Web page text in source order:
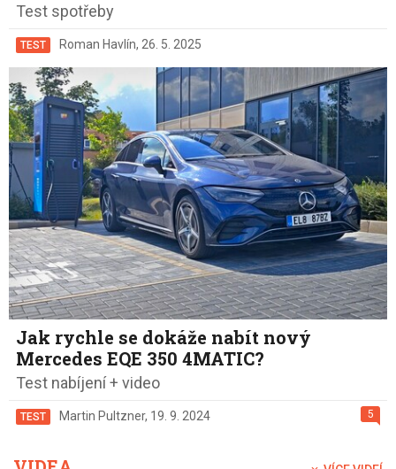
Test spotřeby
TEST Roman Havlín, 26. 5. 2025
Jak rychle se dokáže nabít nový
Mercedes EQE 350 4MATIC?
Test nabíjení + video
5
TEST Martin Pultzner, 19. 9. 2024